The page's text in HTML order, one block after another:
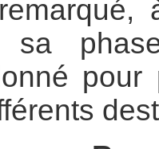
sa
pour